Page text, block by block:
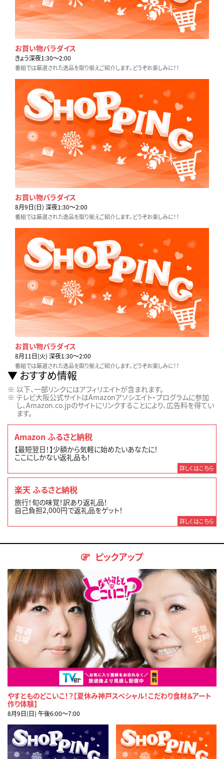
お買い物パラダイス
きょう深夜1:30〜2:00
番組では厳選された逸品を取り揃えご紹介します。どうぞお楽しみに！！
お買い物パラダイス
8月9日(日) 深夜1:30〜2:00
番組では厳選された逸品を取り揃えご紹介します。どうぞお楽しみに！！
お買い物パラダイス
8月11日(火) 深夜1:30〜2:00
番組では厳選された逸品を取り揃えご紹介します。どうぞお楽しみに！！
おすすめ情報
以下、一部リンクにはアフィリエイトが含まれます。
テレビ大阪公式サイトはAmazonアソシエイト・プログラムに参加
し、Amazon.co.jpのサイトにリンクすることにより、広告料を得てい
ます。
Amazon ふるさと納税
【最短翌日！】少額から気軽に始めたいあなたに！
ここにしかない返礼品も！
詳しくはこちら
楽天 ふるさと納税
旅行！旬の味覚！訳あり返礼品！
自己負担2,000円で返礼品をゲット！
詳しくはこちら
ピックアップ
やすとものどこいこ！？【夏休み神戸スペシャル！こだわり食材＆アート
作り体験】
8月9日(日) 午後6:00〜7:00